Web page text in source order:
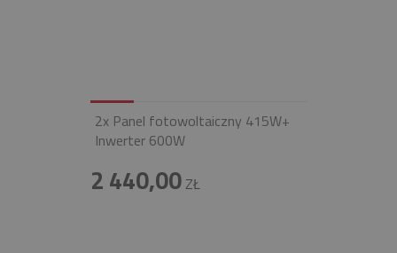
2x Panel fotowoltaiczny 415W+
Inwerter 600W
2 440,00ZŁ